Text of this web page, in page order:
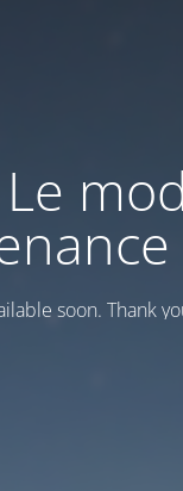
Le
soon. Thank